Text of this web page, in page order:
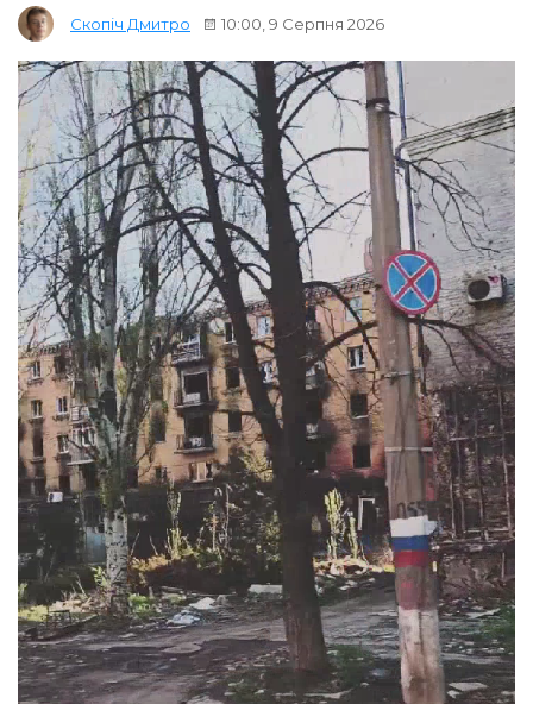
Скопіч Дмитро 10:00, 9 Серпня 2026